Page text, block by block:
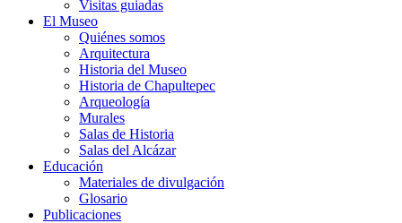
Visitas guiadas
El Museo
Quiénes somos
Arquitectura
Historia del Museo
Historia de Chapultepec
Arqueología
Murales
Salas de Historia
Salas del Alcázar
Educación
Materiales de divulgación
Glosario
Publicaciones